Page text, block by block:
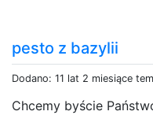
pesto z bazylii
Dodano: 11 lat 2 miesiące
Chcemy byście